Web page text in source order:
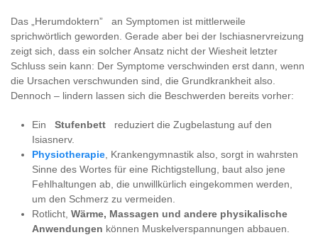
Das „Herumdoktern” an Symptomen ist mittlerweile
sprichwörtlich geworden. Gerade aber bei der Ischiasnervreizung
zeigt sich, dass ein solcher Ansatz nicht der Wiesheit letzter
Schluss sein kann: Der Symptome verschwinden erst dann, wenn
die Ursachen verschwunden sind, die Grundkrankheit also.
Dennoch – lindern lassen sich die Beschwerden bereits vorher:
Ein Stufenbett reduziert die Zugbelastung auf den
Isiasnerv.
Physiotherapie , Krankengymnastik also, sorgt in wahrsten
Sinne des Wortes für eine Richtigstellung, baut also jene
Fehlhaltungen ab, die unwillkürlich eingekommen werden,
um den Schmerz zu vermeiden.
Rotlicht, Wärme, Massagen und andere physikalische
Anwendungen können Muskelverspannungen abbauen.